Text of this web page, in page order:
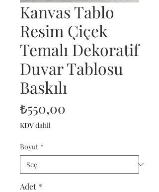
Kanvas Tablo
Resim Çiçek
Temalı Dekoratif
Duvar Tablosu
Baskılı
₺550,00
KDV dahil
Boyut *
Adet *